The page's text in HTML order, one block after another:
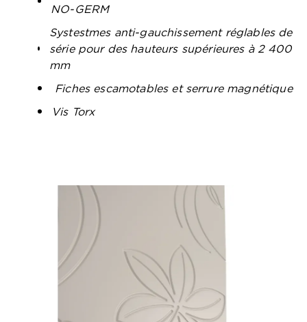
NO-GERM
Systestmes anti-gauchissement réglables de
série pour des hauteurs supérieures à 2 400
mm
Fiches escamotables et serrure magnétique
Vis Torx